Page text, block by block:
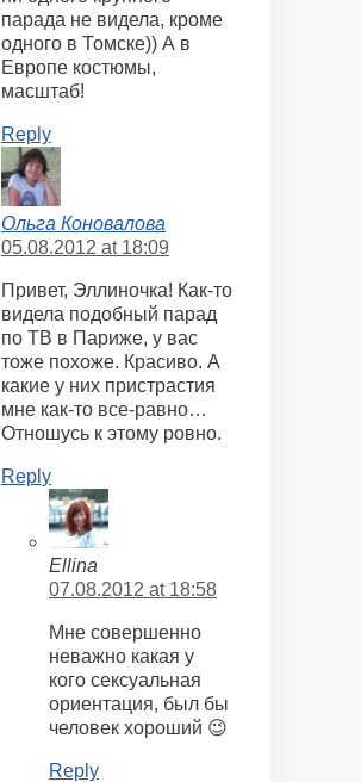
парада не видела, кроме
одного в Томске)) А в
Европе костюмы,
масштаб!
Reply
Ольга Коновалова
05.08.2012 at 18:09
Привет, Эллиночка! Как-то
видела подобный парад
по ТВ в Париже, у вас
тоже похоже. Красиво. А
какие у них пристрастия
мне как-то все-равно…
Отношусь к этому ровно.
Reply
Ellina
07.08.2012 at 18:58
Мне совершенно
неважно какая у
кого сексуальная
ориентация, был бы
человек хороший 😉
Reply